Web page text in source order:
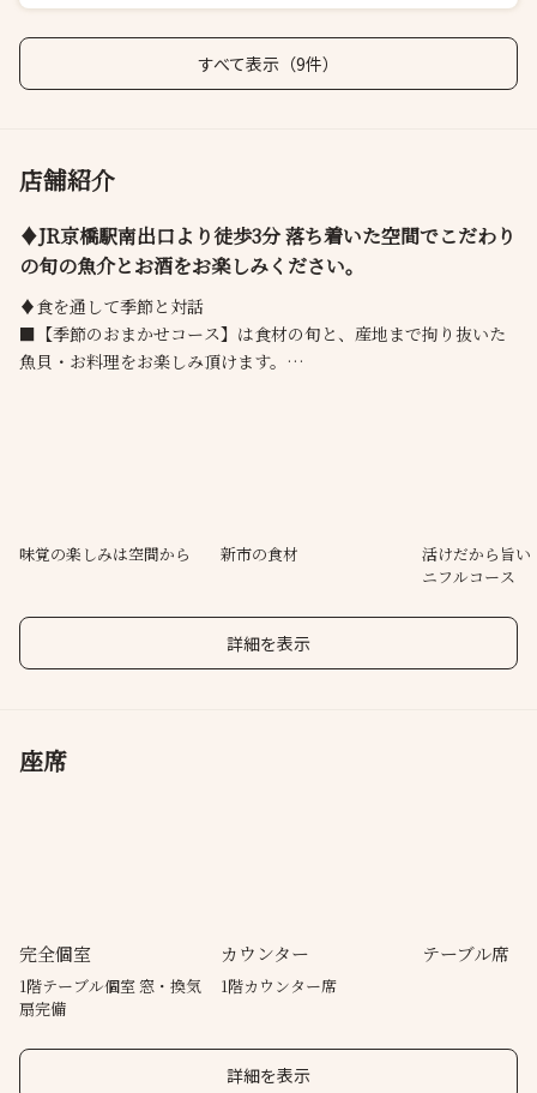
すべて表示（9件）
店舗紹介
♦JR京橋駅南出口より徒歩3分 落ち着いた空間でこだわり
の旬の魚介とお酒をお楽しみください。
♦食を通して季節と対話
■【季節のおまかせコース】は食材の旬と、産地まで拘り抜いた
魚貝・お料理をお楽しみ頂けます。
味覚の楽しみは空間から 新市の食材
活けだから旨い
ニフルコース
詳細を表示
座席
完全個室
1階テーブル個室 窓・換気
扇完備
カウンター
1階カウンター席
テーブル席
詳細を表示